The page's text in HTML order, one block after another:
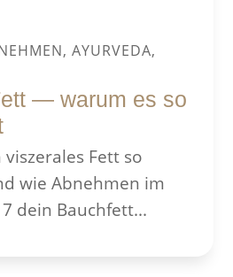
AYURVEDA,
— warum es so
Fett so
wie Abnehmen im
dein Bauchfett...